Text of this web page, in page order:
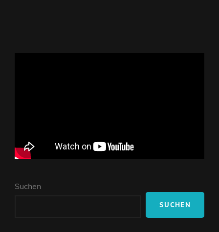
Suchen
SUCHEN